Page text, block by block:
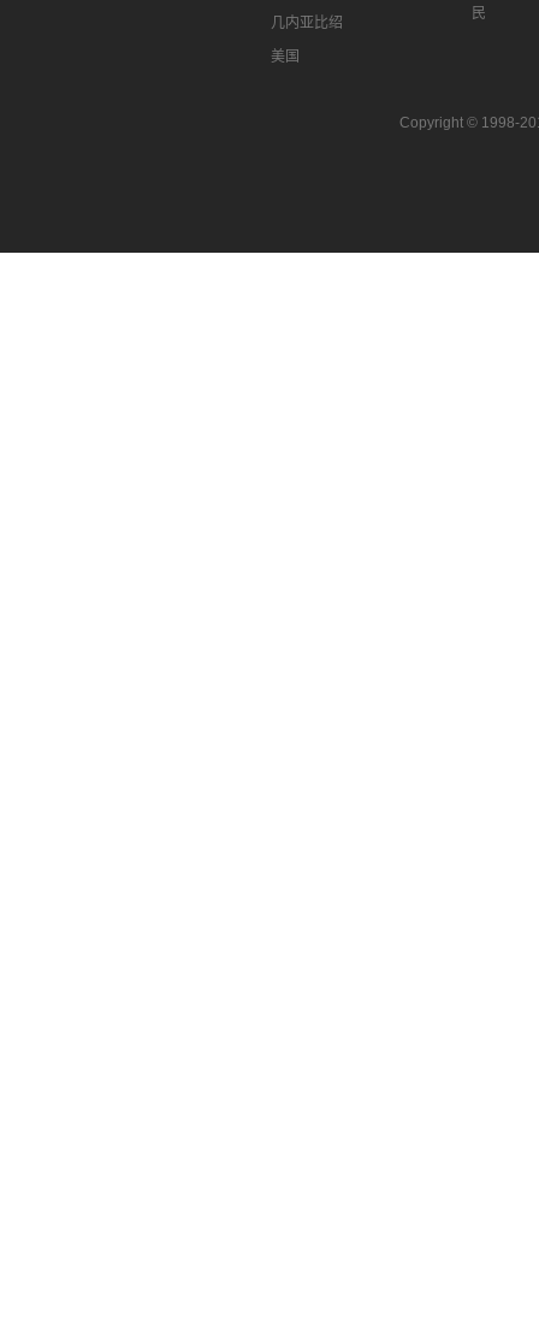
几内亚比绍
美国
民
Copyright © 1998-